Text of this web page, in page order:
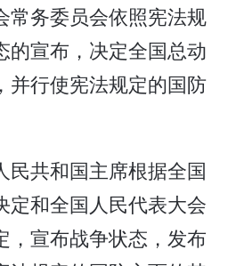
常务委员会依照宪法规
的宣布，决定全国总动
并行使宪法规定的国防
共和国主席根据全国
定和全国人民代表大会
，宣布战争状态，发布